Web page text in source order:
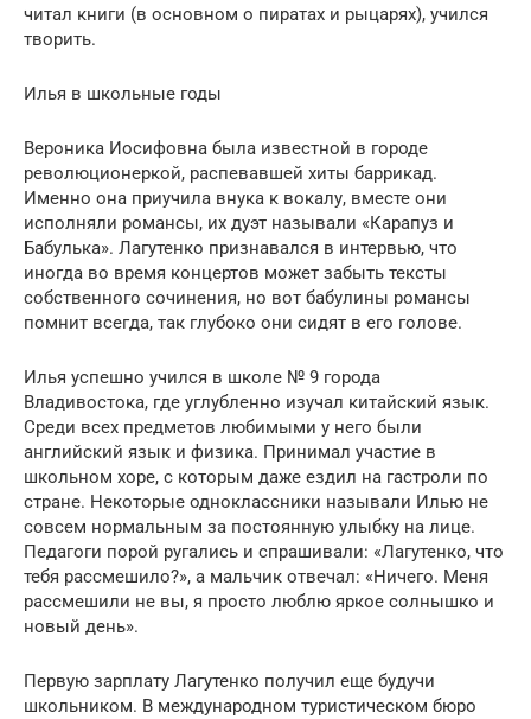
читал книги (в основном о пиратах и рыцарях), учился
творить.
Илья в школьные годы
Вероника Иосифовна была известной в городе
революционеркой, распевавшей хиты баррикад.
Именно она приучила внука к вокалу, вместе они
исполняли романсы, их дуэт называли «Карапуз и
Бабулька». Лагутенко признавался в интервью, что
иногда во время концертов может забыть тексты
собственного сочинения, но вот бабулины романсы
помнит всегда, так глубоко они сидят в его голове.
Илья успешно учился в школе № 9 города
Владивостока, где углубленно изучал китайский язык.
Среди всех предметов любимыми у него были
английский язык и физика. Принимал участие в
школьном хоре, с которым даже ездил на гастроли по
стране. Некоторые одноклассники называли Илью не
совсем нормальным за постоянную улыбку на лице.
Педагоги порой ругались и спрашивали: «Лагутенко, что
тебя рассмешило?», а мальчик отвечал: «Ничего. Меня
рассмешили не вы, я просто люблю яркое солнышко и
новый день».
Первую зарплату Лагутенко получил еще будучи
школьником. В международном туристическом бюро